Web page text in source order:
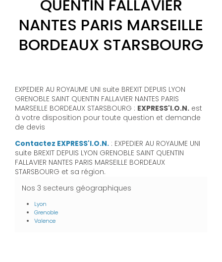
QUENTIN FALLAVIER
NANTES PARIS MARSEILLE
BORDEAUX STARSBOURG
EXPEDIER AU ROYAUME UNI suite BREXIT DEPUIS LYON
GRENOBLE SAINT QUENTIN FALLAVIER NANTES PARIS
MARSEILLE BORDEAUX STARSBOURG : EXPRESS'I.O.N. est
à votre disposition pour toute question et demande
de devis
Contactez EXPRESS'I.O.N. : EXPEDIER AU ROYAUME UNI
suite BREXIT DEPUIS LYON GRENOBLE SAINT QUENTIN
FALLAVIER NANTES PARIS MARSEILLE BORDEAUX
STARSBOURG et sa région.
Nos 3 secteurs géographiques
Lyon
Grenoble
Valence